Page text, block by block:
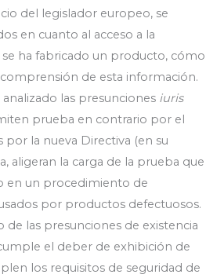
del legislador europeo, se
en cuanto al acceso a la
ha fabricado un producto, cómo
de esta información.
las presunciones iuris
prueba en contrario por el
la nueva Directiva (en su
aligeran la carga de la prueba que
en un procedimiento de
por productos defectuosos.
de las presunciones de existencia
el deber de exhibición de
los requisitos de seguridad de